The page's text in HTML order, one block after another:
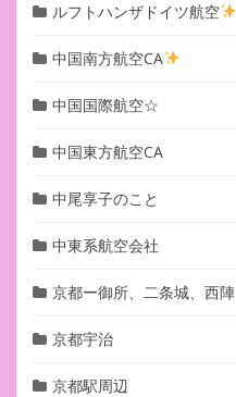
ルフトハンザドイツ航空
中国南方航空CA
中国国際航空☆
中国東方航空CA
中尾享子のこと
中東系航空会社
京都ー御所、二条城、西陣
京都宇治
京都駅周辺